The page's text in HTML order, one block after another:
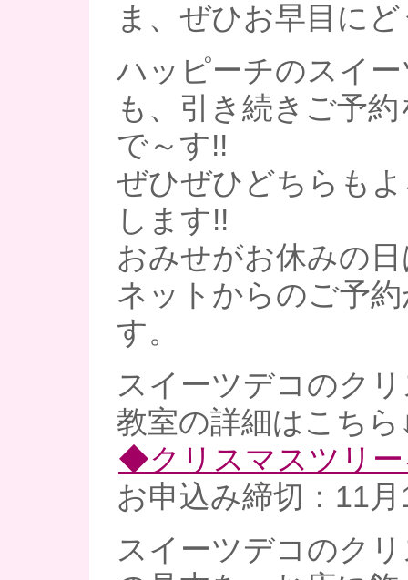
ま、ぜひお早目に
ハッピーチのスイ
も、引き続きご予
で～す!!
ぜひぜひどちらも
します!!
おみせがお休みの
ネットからのご予
す。
スイーツデコのク
教室の詳細はこちら
◆クリスマスツリ
お申込み締切：11
スイーツデコのク